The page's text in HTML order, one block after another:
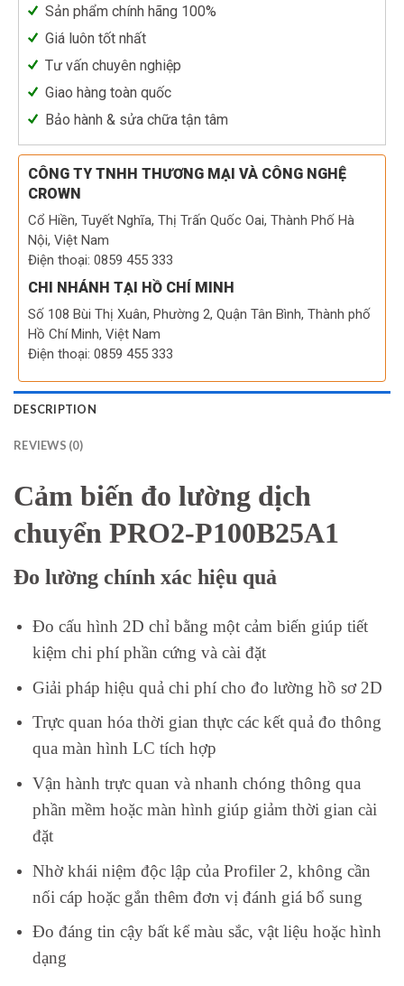
Sản phẩm chính hãng 100%
Giá luôn tốt nhất
Tư vấn chuyên nghiệp
Giao hàng toàn quốc
Bảo hành & sửa chữa tận tâm
CÔNG TY TNHH THƯƠNG MẠI VÀ CÔNG NGHỆ
CROWN
Cổ Hiền, Tuyết Nghĩa, Thị Trấn Quốc Oai, Thành Phố Hà
Nội, Việt Nam
Điện thoại: 0859 455 333
CHI NHÁNH TẠI HỒ CHÍ MINH
Số 108 Bùi Thị Xuân, Phường 2, Quận Tân Bình, Thành phố
Hồ Chí Minh, Việt Nam
Điện thoại: 0859 455 333
DESCRIPTION
REVIEWS (0)
Cảm biến đo lường dịch
chuyển PRO2-P100B25A1
Đo lường chính xác hiệu quả
Đo cấu hình 2D chỉ bằng một cảm biến giúp tiết
kiệm chi phí phần cứng và cài đặt
Giải pháp hiệu quả chi phí cho đo lường hồ sơ 2D
Trực quan hóa thời gian thực các kết quả đo thông
qua màn hình LC tích hợp
Vận hành trực quan và nhanh chóng thông qua
phần mềm hoặc màn hình giúp giảm thời gian cài
đặt
Nhờ khái niệm độc lập của Profiler 2, không cần
nối cáp hoặc gắn thêm đơn vị đánh giá bổ sung
Đo đáng tin cậy bất kể màu sắc, vật liệu hoặc hình
dạng